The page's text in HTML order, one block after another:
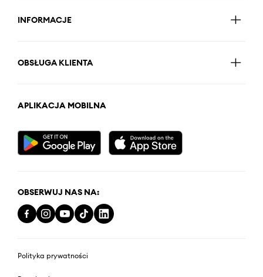
INFORMACJE
OBSŁUGA KLIENTA
APLIKACJA MOBILNA
OBSERWUJ NAS NA:
Polityka prywatności